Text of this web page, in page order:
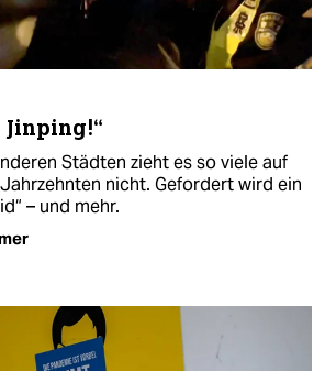
Städten zieht es so viele auf
nicht. Gefordert wird ein
– und mehr.